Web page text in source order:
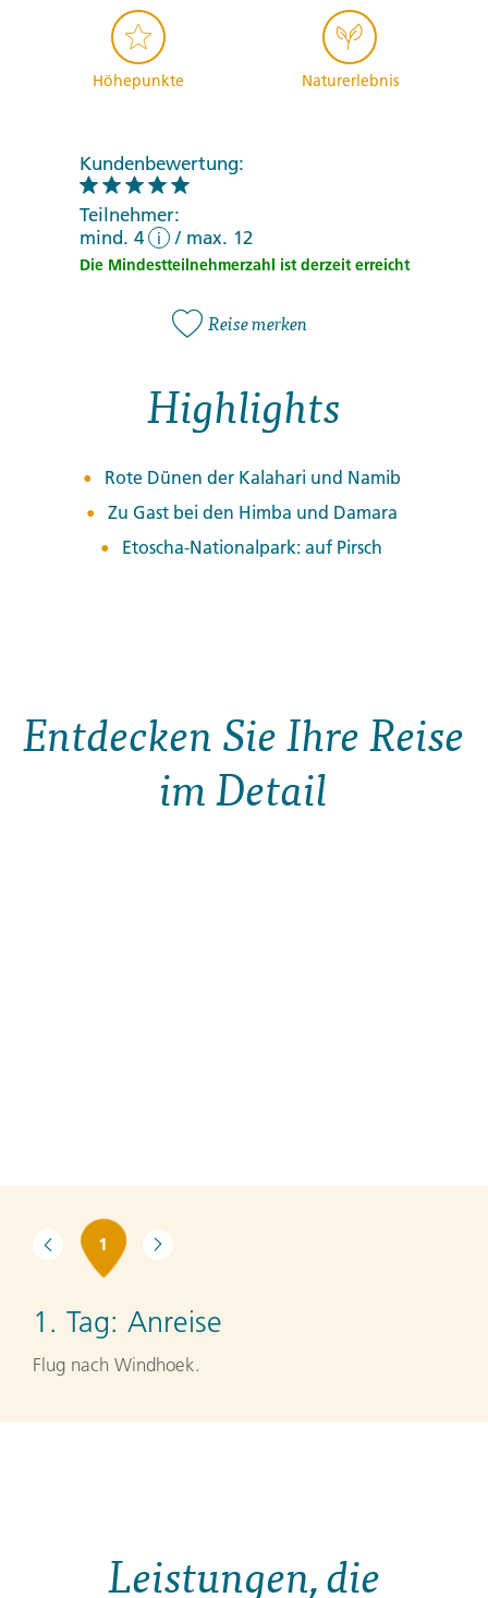
Höhepunkte Naturerlebnis
Kundenbewertung:
Teilnehmer:
mind. 4
i / max. 12
Die Mindestteilnehmerzahl ist derzeit erreicht
Reise merken
Highlights
Rote Dünen der Kalahari und Namib
Zu Gast bei den Himba und Damara
Etoscha-Nationalpark: auf Pirsch
Entdecken Sie Ihre Reise
im Detail
1
1. Tag: Anreise
Flug nach Windhoek.
Leistungen, die